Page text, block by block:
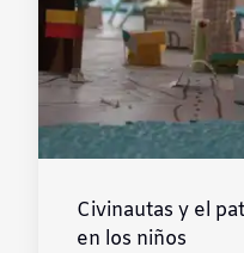
Civinautas y el
en los niños